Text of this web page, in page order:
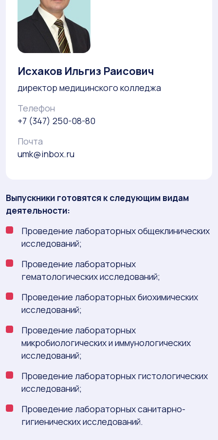
Исхаков Ильгиз Раисович
директор медицинского колледжа
Телефон
+7 (347) 250-08-80
Почта
umk@inbox.ru
Выпускники готовятся к следующим видам
деятельности:
Проведение лабораторных общеклинических
исследований;
Проведение лабораторных
гематологических исследований;
Проведение лабораторных биохимических
исследований;
Проведение лабораторных
микробиологических и иммунологических
исследований;
Проведение лабораторных гистологических
исследований;
Проведение лабораторных санитарно-
гигиенических исследований.